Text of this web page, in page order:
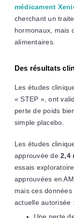
médicament
cherchant un
hormonaux, mais
alimentaires.
Des résultats
Les études
« STEP », ont
perte de poids
simple placebo.
Les études
approuvée de2,4
essais
approuvées en
mais ces
actuelle autorisée :